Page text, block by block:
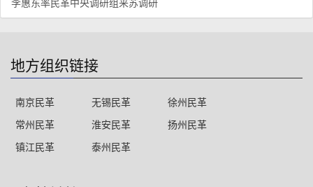
地方组织链接
南京民革 无锡民革
徐州民革
常州民革
淮安民革
扬州民革
镇江民革
泰州民革